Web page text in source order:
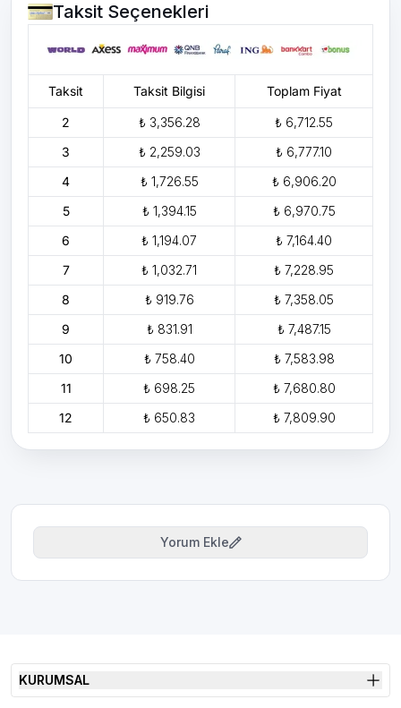
Taksit Seçenekleri
Taksit Taksit Bilgisi Toplam Fiyat
2 ₺ 3,356.28
₺ 6,712.55
3
₺ 2,259.03
₺ 6,777.10
4
₺ 1,726.55
₺ 6,906.20
5
₺ 1,394.15
₺ 6,970.75
6
₺ 1,194.07
₺ 7,164.40
7
₺ 1,032.71
₺ 7,228.95
8
₺ 919.76
₺ 7,358.05
9
₺ 831.91
₺ 7,487.15
10
₺ 758.40
₺ 7,583.98
11
₺ 698.25
₺ 7,680.80
12
₺ 650.83 ₺ 7,809.90
Yorum Ekle
KURUMSAL